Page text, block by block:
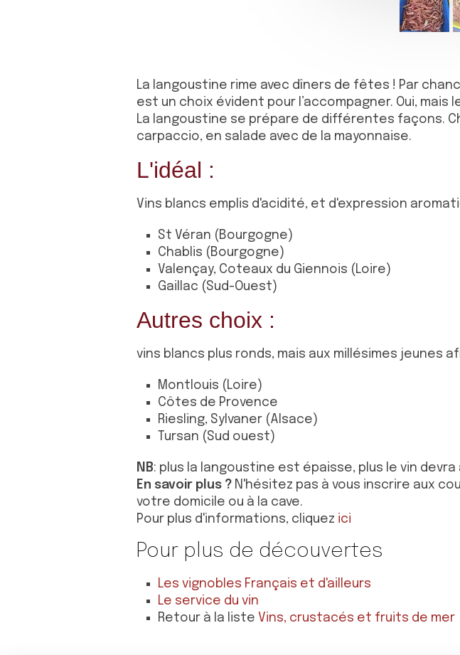
La langoustine rime avec dîners de fêtes ! Par
est un choix évident pour l’accompagner. Oui, mais
La langoustine se prépare de différentes façons.
carpaccio, en salade avec de la mayonnaise.
L'idéal :
Vins blancs emplis d'acidité, et d'expression
St Véran (Bourgogne)
Chablis (Bourgogne)
Valençay, Coteaux du Giennois (Loire)
Gaillac (Sud-Ouest)
Autres choix :
vins blancs plus ronds, mais aux millésimes jeunes
Montlouis (Loire)
Côtes de Provence
Riesling, Sylvaner (Alsace)
Tursan (Sud ouest)
NB: plus la langoustine est épaisse, plus le vin devra
En savoir plus ? N'hésitez pas à vous inscrire aux
votre domicile ou à la cave.
Pour plus d'informations, cliquez ici
Pour plus de découvertes
Les vignobles Français et d'ailleurs
Le service du vin
Retour à la liste Vins, crustacés et fruits de mer